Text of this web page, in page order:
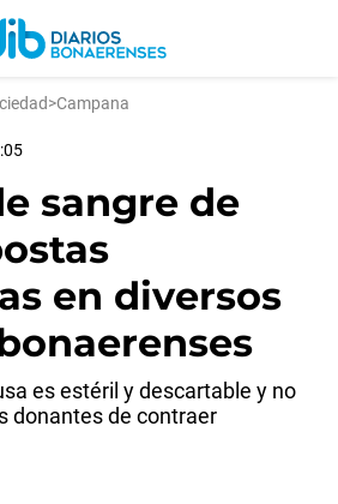
>Campana
sangre de
en diversos
es estéril y descartable y no
donantes de contraer